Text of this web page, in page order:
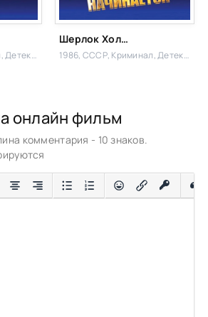
Шерлок Холмс и доктор Ватсон: Двадцатый век начинается
1986, СССР, Криминал, Детектив,
онлайн фильм
комментария - 10 знаков.